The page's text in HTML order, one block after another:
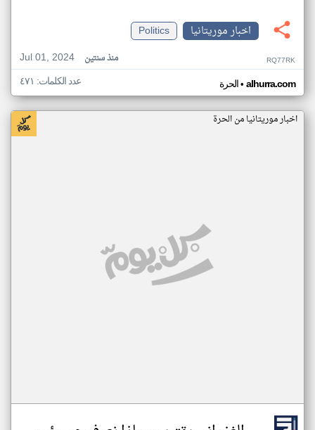
اخبار موريتانيا
Politics
Jul 01, 2024
منذ سنتين RQ77RK
الحرة• alhurra.com عدد الكلمات: ٤٧١
اخبار موريتانيا من الحرة